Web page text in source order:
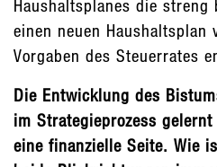
Haushaltsplanes die streng
einen neuen Haushaltsplan
Vorgaben des Steuerrates
Die Entwicklung des
im Strategieprozess
eine finanzielle Seite. Wie